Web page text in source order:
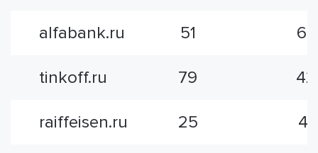
alfabank.ru 51 68
tinkoff.ru 79 42
raiffeisen.ru 25 41